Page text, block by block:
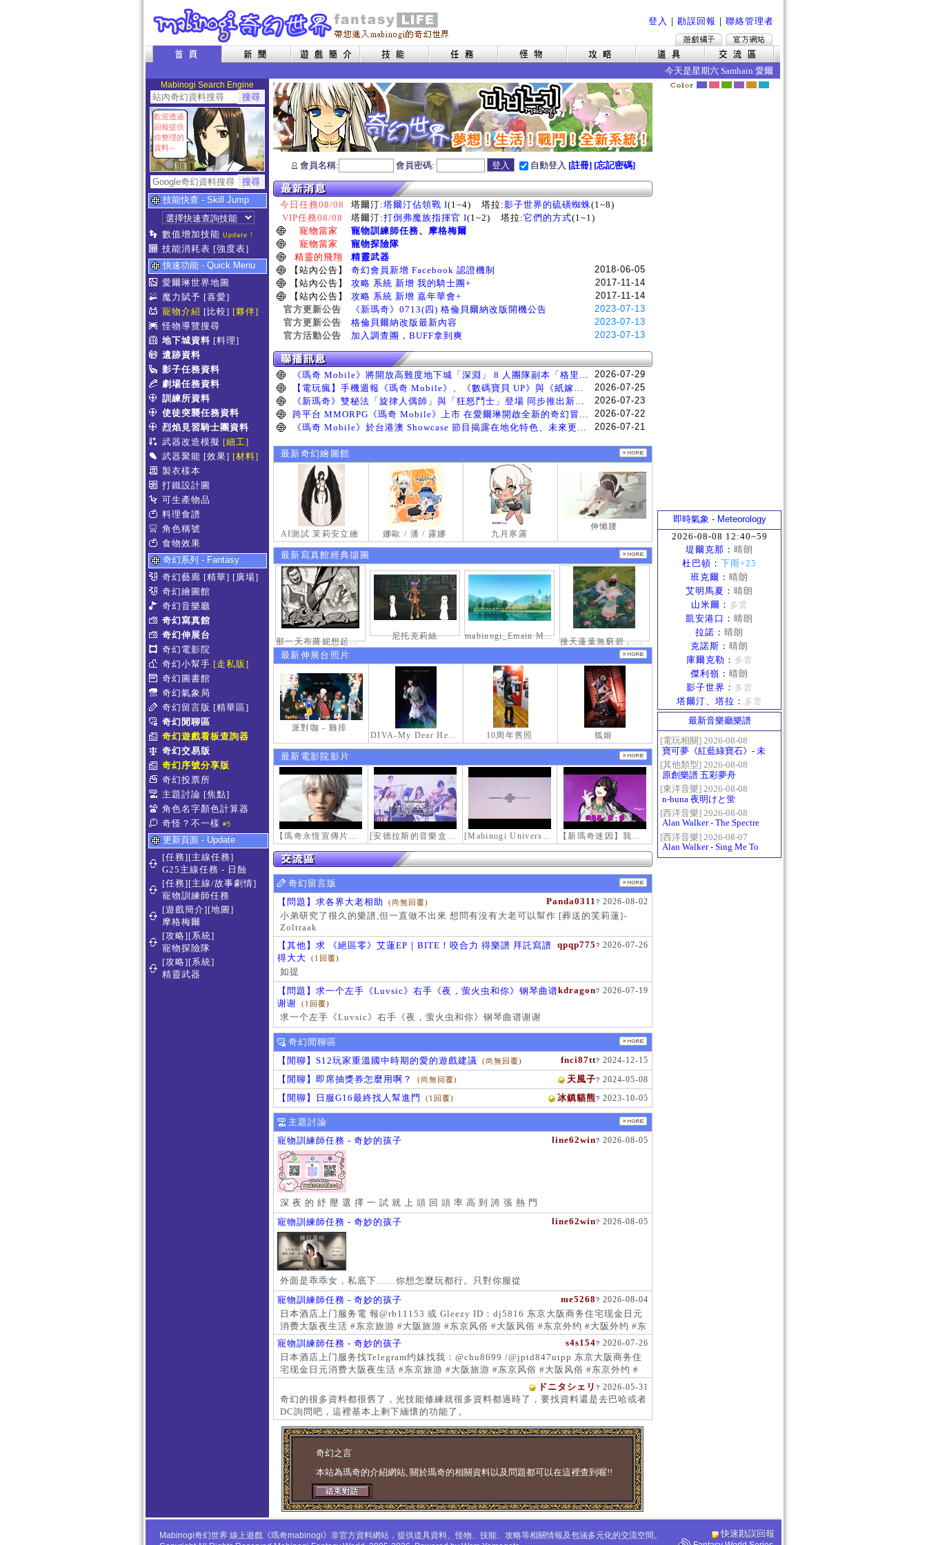
登入 ｜ 勘誤回報 ｜ 聯絡管理者
今天是星期六 Samhain 愛爾琳山夏 今日的效果如下 ‧年齡成長
Mabinogi Search Engine
歡迎透過
回報提供
你整理的
資料～
技能快查 - Skill Jump
數值增加技能 Update !
技能消耗表 [強度表]
快速功能 - Quick Menu
愛爾琳世界地圖
魔力賦予 [喜愛]
寵物介紹 [比較] [夥伴]
怪物導覽搜尋
地下城資料 [料理]
遺跡資料
影子任務資料
劇場任務資料
訓練所資料
使徒突襲任務資料
烈焰見習騎士團資料
武器改造模擬 [細工]
武器聚能 [效果] [材料]
製衣樣本
打鐵設計圖
可生產物品
料理食譜
角色稱號
食物效果
奇幻系列 - Fantasy
奇幻藝廊 [精華] [廣場]
奇幻繪圖館
奇幻音樂廳
奇幻寫真館
奇幻伸展台
奇幻電影院
奇幻小幫手 [走私販]
奇幻圖書館
奇幻氣象局
奇幻留言版 [精華區]
奇幻閒聊區
奇幻遊戲看板查詢器
奇幻交易版
奇幻序號分享版
奇幻投票所
主題討論 [焦點]
角色名字顏色計算器
奇怪？不一樣 #5
更新頁面 - Update
[任務][主線任務]
G25主線任務 - 日蝕
[任務][主線/故事劇情]
寵物訓練師任務
[遊戲簡介][地圖]
摩格梅爾
[攻略][系統]
寵物探險隊
[攻略][系統]
精靈武器
會員名稱: 會員密碼: 自動登入 [註冊] [忘記密碼]
今日任務08/08 塔爾汀:塔爾汀佔領戰 I(1~4) 塔拉:影子世界的硫磺蜘蛛(1~8)
VIP任務08/08
塔爾汀:打倒弗魔族指揮官 I(1~2) 塔拉:它們的方式(1~1)
寵物當家
寵物訓練師任務、 摩格梅爾
寵物當家
寵物探險隊
精靈的飛翔
精靈武器
【站內公告】
奇幻會員新增 Facebook 認證機制
2018-06-05
【站內公告】
攻略 系統 新增 我的騎士團+
2017-11-14
【站內公告】
攻略 系統 新增 嘉年華會+
2017-11-14
官方更新公告
《新瑪奇》0713(四) 格倫貝爾納改版開機公告
2023-07-13
官方更新公告
格倫貝爾納改版最新內容
2023-07-13
官方活動公告
加入調查團，BUFF拿到爽 2023-07-13
《瑪奇 Mobile》將開放高難度地下城「深淵」 8 人團隊副本「格里斯貝恩」將於 8 月 5 日登場
2026-07-29
【電玩瘋】手機週報《瑪奇 Mobile》、《數碼寶貝 UP》與《紙嫁衣 9 羅浮夢》等遊戲
2026-07-25
《新瑪奇》雙秘法「旋律人偶師」與「狂怒鬥士」登場 同步推出新系統「神秘工坊」
2026-07-23
跨平台 MMORPG《瑪奇 Mobile》上市 在愛爾琳開啟全新的奇幻冒險生活
2026-07-22
《瑪奇 Mobile》於台港澳 Showcase 節目揭露在地化特色、未來更新計畫等內容 首次公開台灣動畫
2026-07-21
最新奇幻繪圖館
AI測試 茉莉安立繪 娜歐 / 潘 / 露娜 九月寒露
伸懶腰
最新寫真館經典擷圖
那一天布蘿妮想起老佛的奶油手
尼托克莉絲 mabinogi_Emain Macha_0900-1200_1
接天蓮葉無窮碧，映日荷花別樣紅。
最新伸展台照片
派對咖 - 雞排
DIVA-My Dear Heroine- 10周年舊照 狐姬
最新電影院影片
【瑪奇永恆宣傳片】最初的感動 [安德拉斯的音樂盒｜靈魂的音樂盒] Mabinogi OST - Music Box of the Soul | Crossover COVER [Mabinogi Universe] 謝謝你來到這個世界... 【新瑪奇迷因】我更喜歡你
奇幻留言版
Panda0311 ? 2026-08-02
【問題】求各界大老相助 (尚無回覆)
小弟研究了很久的樂譜,但一直做不出來 想問有沒有大老可以幫作 [葬送的芙莉蓮]-
Zoltraak
qpqp775 ? 2026-07-26
【其他】求 《絕區零》艾蓮EP｜BITE！咬合力 得樂譜 拜託寫譜
得大大
(1回覆)
如提
kdragon? 2026-07-19
【問題】求一个左手《Luvsic》右手《夜，萤火虫和你》钢琴曲谱
谢谢
(1回覆)
求一个左手《Luvsic》右手《夜，萤火虫和你》钢琴曲谱谢谢
奇幻閒聊區
fnci87tt? 2024-12-15
【閒聊】S12玩家重溫國中時期的愛的遊戲建議 (尚無回覆)
天風子? 2024-05-08
【閒聊】即席抽獎券怎麼用啊？ (尚無回覆)
冰鎮貓熊? 2023-10-05
【閒聊】日服G16最終找人幫進門 (1回覆)
主題討論
line62win? 2026-08-05
寵物訓練師任務 - 奇妙的孩子
深 夜 的 紓 壓 選 擇 一 試 就 上 頭 回 頭 率 高 到 誇 張 熱 門
line62win? 2026-08-05
寵物訓練師任務 - 奇妙的孩子
外面是乖乖女，私底下……你想怎麼玩都行。只對你服從
me5268 ? 2026-08-04
寵物訓練師任務 - 奇妙的孩子
日本酒店上门服务電 報@rb11153 或 Gleezy ID：dj5816 东京大阪商务住宅现金日元
消费大阪夜生活 #东京旅游 #大阪旅游 #东京风俗 #大阪风俗 #东京外约 #大阪外约 #东
京上门服务 #大阪上门服务新宿风俗 #梅田风俗 #歌舞伎町 #日本女孩 #大阪女孩 #日
本萝莉 #大阪萝莉 #日本学生妹
s4s154? 2026-07-26
寵物訓練師任務 - 奇妙的孩子
日本酒店上门服务找Telegram约妹找我：@chu8699 /@jptd847utpp 东京大阪商务住
宅现金日元消费大阪夜生活 #东京旅游 #大阪旅游 #东京风俗 #大阪风俗 #东京外约 #
大阪外约 #东京上门服务 #大阪上门服务新宿风俗 #梅田风俗 #歌舞伎町 #心斋桥风俗
#日本女孩 #大阪女孩 #日本萝莉 #大阪萝莉 #日本学生妹
ドニタシェリ ? 2026-05-31
奇幻的很多資料都很舊了，光技能修練就很多資料都過時了，要找資料還是去巴哈或者
DC詢問吧，這裡基本上剩下緬懷的功能了。
奇幻之言
本站為瑪奇的介紹網站, 關於瑪奇的相關資料以及問題都可以在這裡查到喔!!
即時氣象 - Meteorology
2026-08-08 12:40~59
堤爾克那 ： 晴朗
杜巴頓 ： 下雨+25
班克爾 ： 晴朗
艾明馬夏 ： 晴朗
山米爾 ： 多雲
凱安港口 ： 晴朗
拉諾 ： 晴朗
克諾斯 ： 晴朗
庫爾克勒 ： 多雲
傑利嶺 ： 晴朗
影子世界 ： 多雲
塔爾汀、塔拉 ： 多雲
最新音樂廳樂譜
[電玩相關] 2026-08-08
寶可夢《紅藍綠寶石》- 未
白鎮BGM (Littleroot Town)
[其他類型] 2026-08-08
原創樂譜 五彩夢舟
[東洋音樂] 2026-08-08
n-buna 夜明けと蛍
[西洋音樂] 2026-08-08
Alan Walker - The Spectre
[西洋音樂] 2026-08-07
Alan Walker - Sing Me To
Sleep
Mabinogi奇幻世界 線上遊戲《瑪奇mabinogi》非官方資料網站，提供道具資料、怪物、技能、攻略等相關情報及包涵多元化的交流空間。
快速勘誤回報